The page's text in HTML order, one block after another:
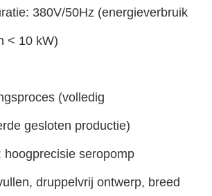
380V/50Hz (energieverbruik
< 10 kW)
(volledig
gesloten productie)
hoogprecisie seropomp
druppelvrij ontwerp, breed